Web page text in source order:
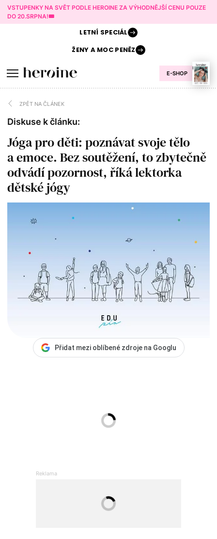
VSTUPENKY NA SVĚT PODLE HEROINE ZA VÝHODNĚJŠÍ CENU POUZE
DO 20.SRPNA!🎟️
E-SHOP
LETNÍ SPECIÁL
ŽENY AMOC PENĚZ
ZPĚT NA ČLÁNEK
Diskuse k článku:
Jóga pro děti: poznávat svoje tělo
a emoce. Bez soutěžení, to zbytečně
odvádí pozornost, říká lektorka
dětské jógy
Přidat mezi oblíbené zdroje na Googlu